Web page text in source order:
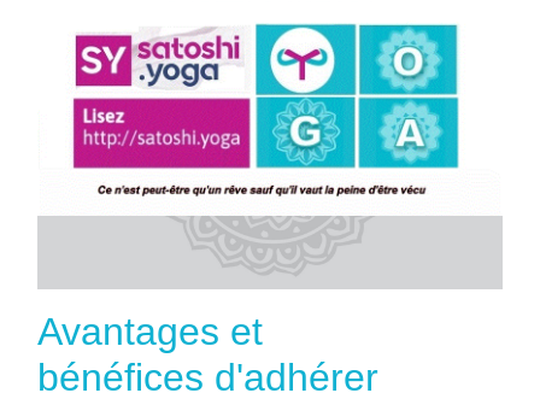
Avantages et
bénéfices d'adhérer